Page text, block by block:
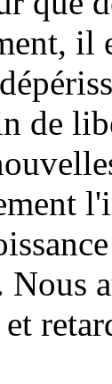
il
de